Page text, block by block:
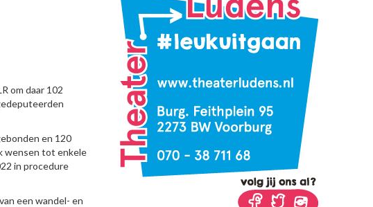
om daar 102
en 120
wensen tot enkele
in procedure
een wandel- en